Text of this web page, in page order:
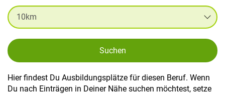
Suchen
Hier findest Du Ausbildungsplätze für diesen Beruf. Wenn
Du nach Einträgen in Deiner Nähe suchen möchtest, setze